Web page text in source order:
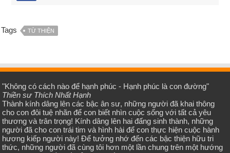
Tags TỪ THIỆN
"Không có cách nào để hạnh phúc - Hạnh phúc là con đường"
Thiền sư Thích Nhất Hạnh
Thành kính dâng lên các bậc ân sư, những người đã khai thông
cho con đôi tuệ nhãn để con biết nhìn cuộc sống với tất cả yêu
thương và trân trọng! Kính dâng lên hai đấng sinh thành, những
người đã cho con trái tim và hình hài để con thực hiện cuộc hành
hương kiếp người này! Để tưởng nhớ đến các bậc thiện hữu tri
thức, những người đã cùng tôi hơn một lần chung trên một hướng